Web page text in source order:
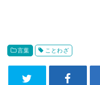
言葉 ことわざ